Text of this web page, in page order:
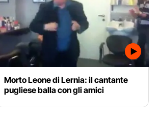
Morto Leone di Lernia: il cantante
pugliese balla con gli amici